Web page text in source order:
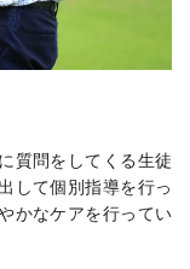
質問をしてくる生徒
して個別指導を行っ
かなケアを行ってい